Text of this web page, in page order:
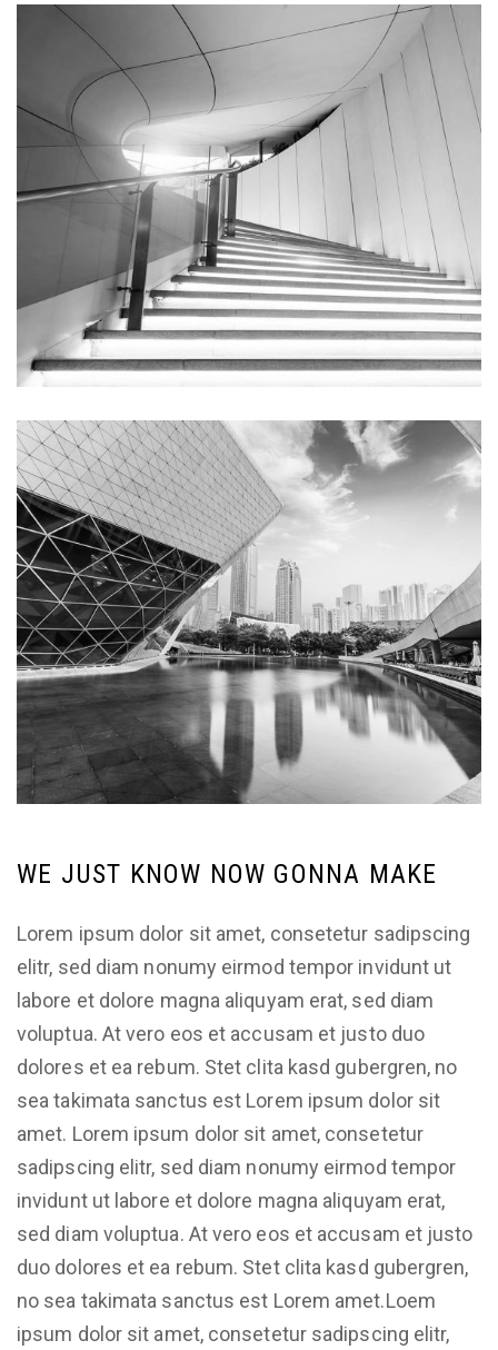
WE JUST KNOW NOW GONNA MAKE
Lorem ipsum dolor sit amet, consetetur sadipscing
elitr, sed diam nonumy eirmod tempor invidunt ut
labore et dolore magna aliquyam erat, sed diam
voluptua. At vero eos et accusam et justo duo
dolores et ea rebum. Stet clita kasd gubergren, no
sea takimata sanctus est Lorem ipsum dolor sit
amet. Lorem ipsum dolor sit amet, consetetur
sadipscing elitr, sed diam nonumy eirmod tempor
invidunt ut labore et dolore magna aliquyam erat,
sed diam voluptua. At vero eos et accusam et justo
duo dolores et ea rebum. Stet clita kasd gubergren,
no sea takimata sanctus est Lorem amet.Loem
ipsum dolor sit amet, consetetur sadipscing elitr,